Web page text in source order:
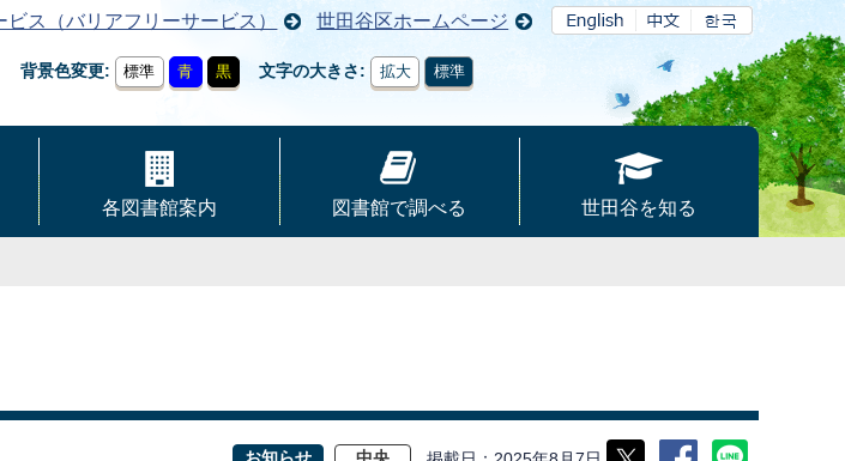
ビス（バリアフリーサービス） 世田谷区ホームページ
背景色変更 標準 青 黒 文字の大きさ 拡大 標準
各図書館案内 図書館で調べる 世田谷を知る